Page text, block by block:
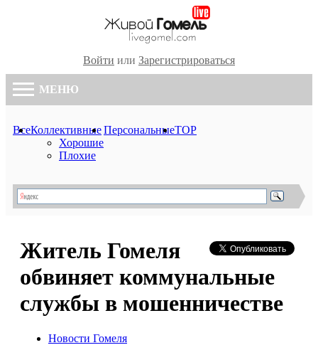
Войти или Зарегистрироваться
МЕНЮ
ВсеКоллективные
Хорошие
Плохие
ПерсональныеTOP
Житель Гомеля
обвиняет коммунальные
службы в мошенничестве
Новости Гомеля